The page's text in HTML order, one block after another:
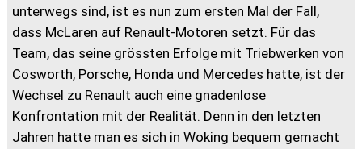
unterwegs sind, ist es nun zum ersten Mal der Fall,
dass McLaren auf Renault-Motoren setzt. Für das
Team, das seine grössten Erfolge mit Triebwerken von
Cosworth, Porsche, Honda und Mercedes hatte, ist der
Wechsel zu Renault auch eine gnadenlose
Konfrontation mit der Realität. Denn in den letzten
Jahren hatte man es sich in Woking bequem gemacht